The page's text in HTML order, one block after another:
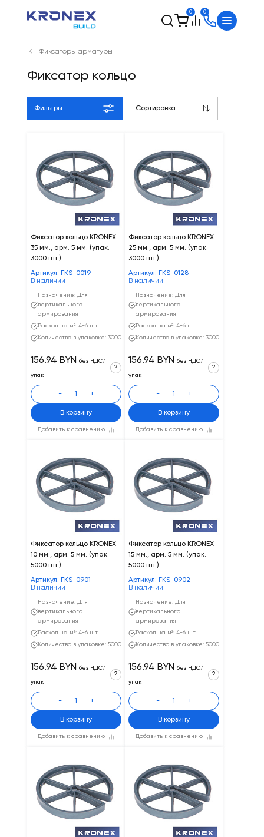
0 0
Фиксаторы арматуры
Фиксатор кольцо
Фильтры - Сортировка -
Фиксатор кольцо KRONEX
35 мм., арм. 5 мм. (упак.
3000 шт.)
Артикул: FKS-0019
В наличии
Назначение: Для
вертикального
армирования
Расход на м²: 4-6 шт.
Количество в упаковке: 3000
Добавить к сравнению
156.94 BYN без НДС/
упак
?
- +
В корзину
Фиксатор кольцо KRONEX
25 мм., арм. 5 мм. (упак.
3000 шт.)
Артикул: FKS-0128
В наличии
Назначение: Для
вертикального
армирования
Расход на м²: 4-6 шт.
Количество в упаковке: 3000
Добавить к сравнению
156.94 BYN без НДС/
упак
?
- +
В корзину
Фиксатор кольцо KRONEX
10 мм., арм. 5 мм. (упак.
5000 шт.)
Артикул: FKS-0901
В наличии
Назначение: Для
вертикального
армирования
Расход на м²: 4-6 шт.
Количество в упаковке: 5000
Добавить к сравнению
156.94 BYN без НДС/
упак
?
- +
В корзину
Фиксатор кольцо KRONEX
15 мм., арм. 5 мм. (упак.
5000 шт.)
Артикул: FKS-0902
В наличии
Назначение: Для
вертикального
армирования
Расход на м²: 4-6 шт.
Количество в упаковке: 5000
Добавить к сравнению
156.94 BYN без НДС/
упак
?
- +
В корзину